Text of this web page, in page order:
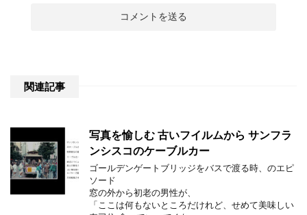
関連記事
写真を愉しむ 古いフイルムから サンフラ
ンシスコのケーブルカー
ゴールデンゲートブリッジをバスで渡る時、のエピ
ソード
窓の外から初老の男性が、
「ここは何もないところだけれど、せめて美味しい